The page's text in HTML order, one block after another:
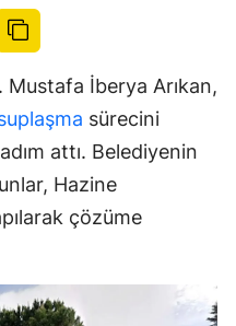
Mustafa İberya Arıkan,
sürecini
attı. Belediyenin
Hazine
çözüme